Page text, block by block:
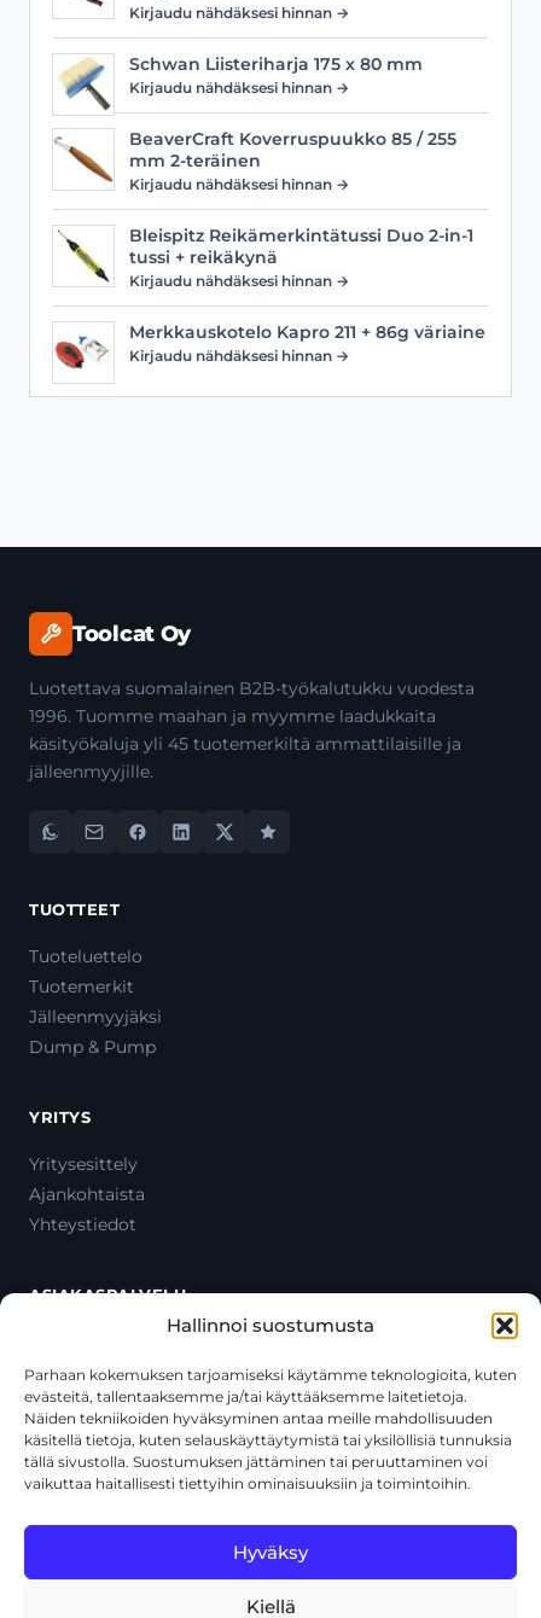
Hallinnoi suostumusta
Parhaan kokemuksen tarjoamiseksi käytämme teknologioita, kuten
evästeitä, tallentaaksemme ja/tai käyttääksemme laitetietoja.
Näiden tekniikoiden hyväksyminen antaa meille mahdollisuuden
käsitellä tietoja, kuten selauskäyttäytymistä tai yksilöllisiä tunnuksia
tällä sivustolla. Suostumuksen jättäminen tai peruuttaminen voi
vaikuttaa haitallisesti tiettyihin ominaisuuksiin ja toimintoihin.
Hyväksy
Kiellä
Kirjaudu nähdäksesi hinnan →
Schwan Liisteriharja 175 x 80 mm
Kirjaudu nähdäksesi hinnan →
BeaverCraft Koverruspuukko 85 / 255
mm 2-teräinen
Kirjaudu nähdäksesi hinnan →
Bleispitz Reikämerkintätussi Duo 2-in-1
tussi + reikäkynä
Kirjaudu nähdäksesi hinnan →
Merkkauskotelo Kapro 211 + 86g väriaine
Kirjaudu nähdäksesi hinnan →
Toolcat Oy
Luotettava suomalainen B2B-työkalutukku vuodesta
1996. Tuomme maahan ja myymme laadukkaita
käsityökaluja yli 45 tuotemerkiltä ammattilaisille ja
jälleenmyyjille.
TUOTTEET
Tuoteluettelo
Tuotemerkit
Jälleenmyyjäksi
Dump & Pump
YRITYS
Yritysesittely
Ajankohtaista
Yhteystiedot
ASIAKASPALVELU
Oma tili
Maksutavat
Toimitustavat
Usein kysytyt kysymykset
+358 44 270 3795
asiakaspalvelu@toolcat.fi